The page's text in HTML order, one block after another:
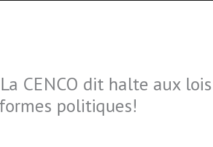
CENCO dit halte aux lois
politiques!